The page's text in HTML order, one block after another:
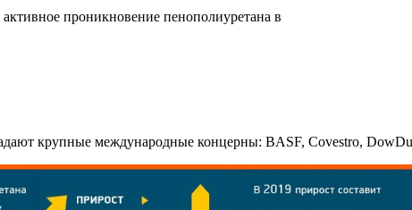
проникновение пенополиуретана в
крупные международные концерны: BASF, Covestro,